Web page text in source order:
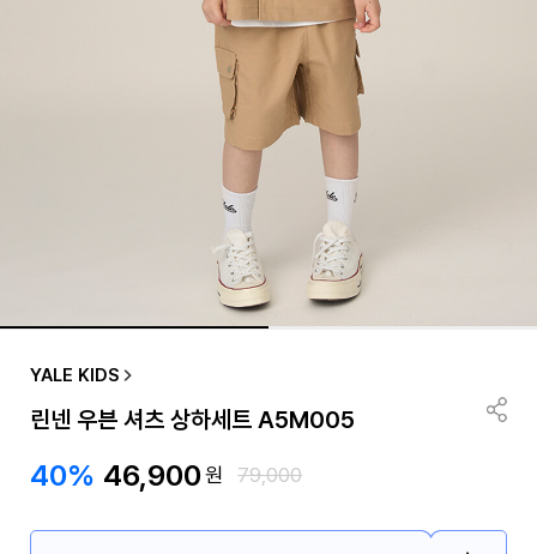
YALE KIDS
린넨 우븐 셔츠 상하세트 A5M005
40% 46,900원 79,000